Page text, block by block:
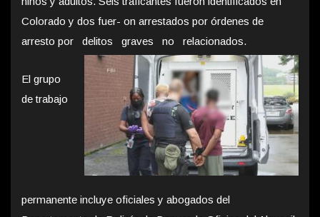
Colorado y dos fuer- on arrestados por órdenes de
arresto por delitos graves no relacionados.
El grupo
de trabajo
permanente incluye oficiales y abogados del